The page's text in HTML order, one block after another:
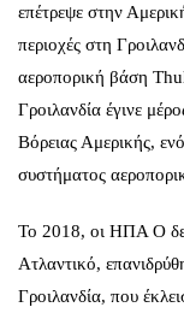
επέτρεψε στην
περιοχές στη
αεροπορική βάση
Γροιλανδία έγινε
Βόρειας Αμερικής,
συστήματος
Το 2018, οι ΗΠΑ Ο
Ατλαντικό,
Γροιλανδία, που